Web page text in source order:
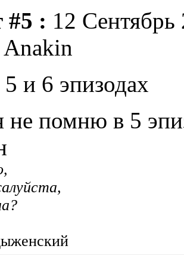
#5 : 12
и 6 эпизодах
не помню в 5